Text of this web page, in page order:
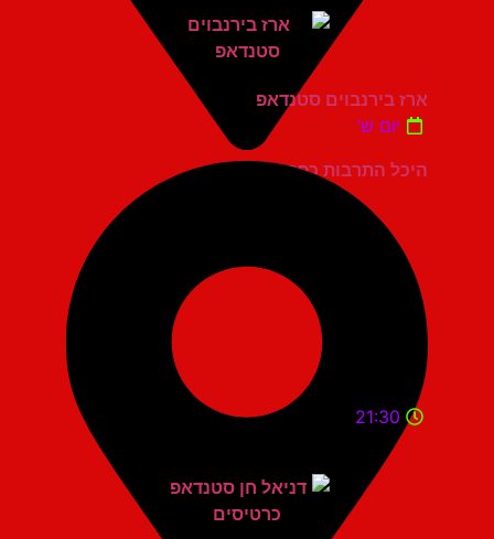
היכל התרבות כפר סבא
ארז בירנבוים סטנדאפ
יום ש'
21:30